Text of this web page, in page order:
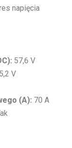
napięcia
57,6 V
V
(A): 70 A